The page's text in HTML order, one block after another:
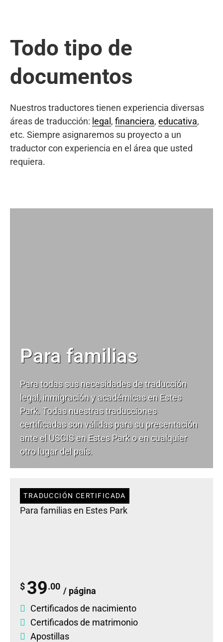
Todo tipo de
documentos
Nuestros traductores tienen experiencia diversas
áreas de traducción: legal , financiera, educativa,
etc. Siempre asignaremos su proyecto a un
traductor con experiencia en el área que usted
requiera.
Para familias
Para todas sus necesidades detraducción
legal, inmigración y académicas en Estes
Park. Todas nuestras traducciones
certificadas son válidas para su presentación
ante el USCIS en Estes Park o en cualquier
otro lugar del país.
TRADUCCIÓN CERTIFICADA
Para familias en Estes Park
$ 39.00 / página
Certificados de nacimiento
Certificados de matrimonio
Apostillas